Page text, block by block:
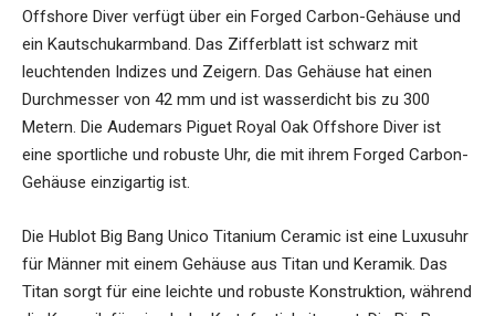
Offshore Diver verfügt über ein Forged Carbon-Gehäuse und
ein Kautschukarmband. Das Zifferblatt ist schwarz mit
leuchtenden Indizes und Zeigern. Das Gehäuse hat einen
Durchmesser von 42 mm und ist wasserdicht bis zu 300
Metern. Die Audemars Piguet Royal Oak Offshore Diver ist
eine sportliche und robuste Uhr, die mit ihrem Forged Carbon-
Gehäuse einzigartig ist.
Die Hublot Big Bang Unico Titanium Ceramic ist eine Luxusuhr
für Männer mit einem Gehäuse aus Titan und Keramik. Das
Titan sorgt für eine leichte und robuste Konstruktion, während